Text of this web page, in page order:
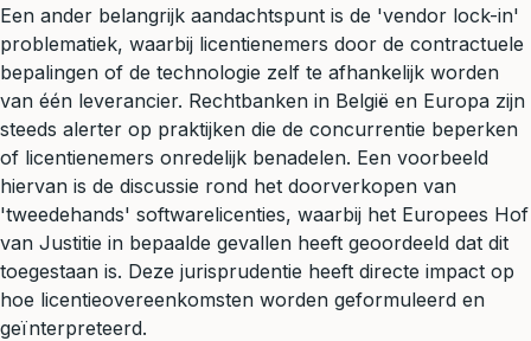
Een ander belangrijk aandachtspunt is de 'vendor lock-in'
problematiek, waarbij licentienemers door de contractuele
bepalingen of de technologie zelf te afhankelijk worden
van één leverancier. Rechtbanken in België en Europa zijn
steeds alerter op praktijken die de concurrentie beperken
of licentienemers onredelijk benadelen. Een voorbeeld
hiervan is de discussie rond het doorverkopen van
'tweedehands' softwarelicenties, waarbij het Europees Hof
van Justitie in bepaalde gevallen heeft geoordeeld dat dit
toegestaan is. Deze jurisprudentie heeft directe impact op
hoe licentieovereenkomsten worden geformuleerd en
geïnterpreteerd.